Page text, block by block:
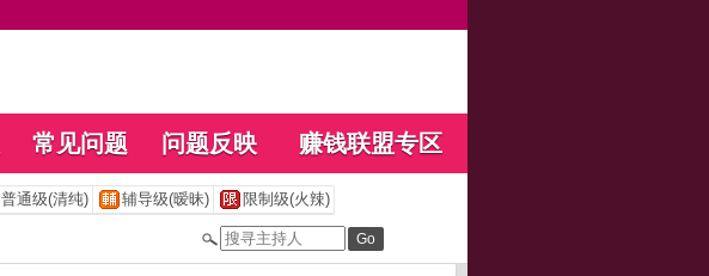
常见问题 问题反映 赚钱联盟专区
普通级(清纯) 辅导级(暧昧) 限制级(火辣)